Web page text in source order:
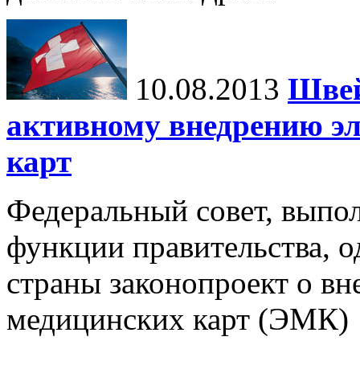
10.08.2013
активному внедрению
карт
Федеральный совет,
функции правительства,
страны законопроект о
медицинских карт (ЭМК)